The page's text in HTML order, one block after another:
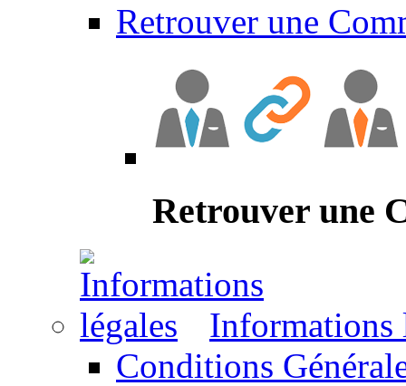
Retrouver une
Retrouver une
Informations
Conditions